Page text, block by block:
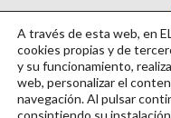
A través de esta web, en
cookies propias y de
y su funcionamiento,
web, personalizar el
navegación. Al pulsar
consintiendo su